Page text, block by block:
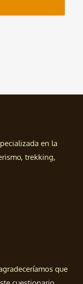
en la
trekking,
que